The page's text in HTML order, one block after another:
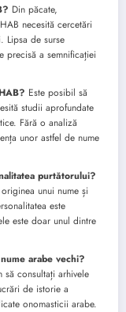
Din păcate,
necesită cercetări
Lipsa de surse
precisă a semnificației
Este posibil să
studii aprofundate
Fără o analiză
unor astfel de nume
purtătorului?
unui nume și
este
este doar unul dintre
arabe vechi?
să consultați arhivele
de istorie a
onomasticii arabe.